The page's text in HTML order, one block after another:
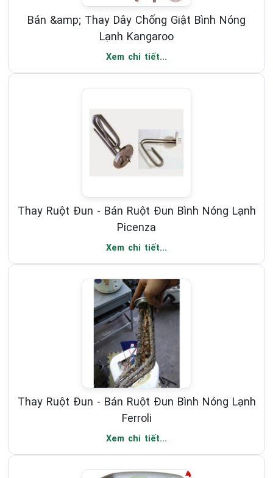
Bán &amp; Thay Dây Chống Giật Bình Nóng
Lạnh Kangaroo
Xem chi tiết...
Thay Ruột Đun - Bán Ruột Đun Bình Nóng Lạnh
Picenza
Xem chi tiết...
Thay Ruột Đun - Bán Ruột Đun Bình Nóng Lạnh
Ferroli
Xem chi tiết...